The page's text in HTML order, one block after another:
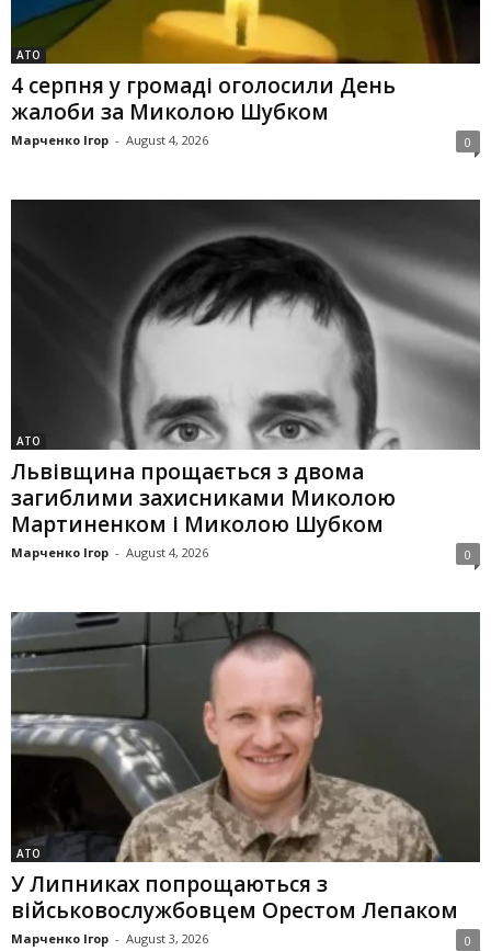
АТО
4 серпня у громаді оголосили День
жалоби за Миколою Шубком
Марченко Ігор - August 4, 2026 0
АТО
Львівщина прощається з двома
загиблими захисниками Миколою
Мартиненком і Миколою Шубком
Марченко Ігор - August 4, 2026 0
АТО
У Липниках попрощаються з
військовослужбовцем Орестом Лепаком
Марченко Ігор - August 3, 2026 0